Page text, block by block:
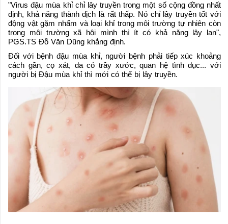
"Virus đậu mùa khỉ chỉ lây truyền trong một số cộng đồng nhất
định, khả năng thành dịch là rất thấp. Nó chỉ lây truyền tốt với
động vật gặm nhấm và loại khỉ trong môi trường tự nhiên còn
trong môi trường xã hội mình thì ít có khả năng lây lan",
PGS.TS Đỗ Văn Dũng khẳng định.
Đối với bệnh đậu mùa khỉ, người bệnh phải tiếp xúc khoảng
cách gần, cọ xát, da có trầy xước, quan hệ tình dục... với
người bị Đậu mùa khỉ thì mới có thể bị lây truyền.